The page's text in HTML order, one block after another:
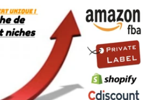
en savoir plus si besoin ! Au plaisir
! ;-)